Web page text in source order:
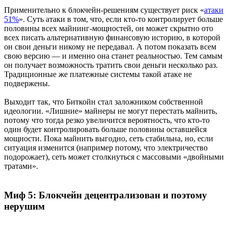
Применительно к блокчейн-решениям существует риск «атаки
51%». Суть атаки в том, что, если кто-то контролирует больше
половины всех майнинг-мощностей, он может скрытно ото
всех писать альтернативную финансовую историю, в которой
он свои деньги никому не передавал. А потом показать всем
свою версию — и именно она станет реальностью. Тем самым
он получает возможность тратить свои деньги несколько раз.
Традиционные же платежные системы такой атаке не
подвержены.
Выходит так, что Биткойн стал заложником собственной
идеологии. «Лишние» майнеры не могут перестать майнить,
потому что тогда резко увеличится вероятность, что кто-то
один будет контролировать больше половины оставшейся
мощности. Пока майнить выгодно, сеть стабильна, но, если
ситуация изменится (например потому, что электричество
подорожает), сеть может столкнуться с массовыми «двойными
тратами».
Миф 5: Блокчейн децентрализован и поэтому
нерушим